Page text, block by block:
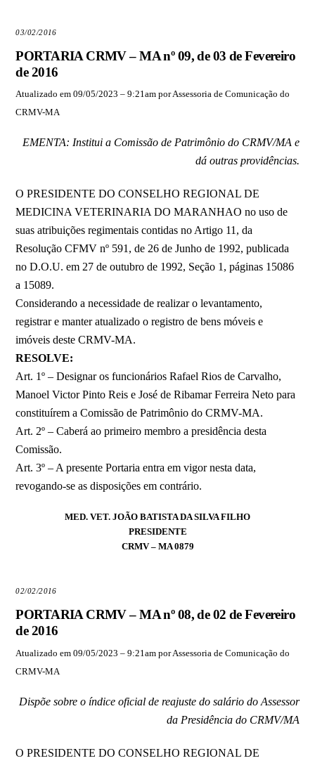
03/02/2016
PORTARIA CRMV – MA nº 09, de 03 de Fevereiro
de 2016
Atualizado em 09/05/2023 – 9:21am por Assessoria de Comunicação do
CRMV-MA
EMENTA: Institui a Comissão de Patrimônio do CRMV/MA e
dá outras providências.
O PRESIDENTE DO CONSELHO REGIONAL DE
MEDICINA VETERINARIA DO MARANHAO no uso de
suas atribuições regimentais contidas no Artigo 11, da
Resolução CFMV nº 591, de 26 de Junho de 1992, publicada
no D.O.U. em 27 de outubro de 1992, Seção 1, páginas 15086
a 15089.
Considerando a necessidade de realizar o levantamento,
registrar e manter atualizado o registro de bens móveis e
imóveis deste CRMV-MA.
RESOLVE:
Art. 1º – Designar os funcionários Rafael Rios de Carvalho,
Manoel Victor Pinto Reis e José de Ribamar Ferreira Neto para
constituírem a Comissão de Patrimônio do CRMV-MA.
Art. 2º – Caberá ao primeiro membro a presidência desta
Comissão.
Art. 3º – A presente Portaria entra em vigor nesta data,
revogando-se as disposições em contrário.
MED. VET. JOÃO BATISTA DA SILVA FILHO
PRESIDENTE
CRMV – MA 0879
02/02/2016
PORTARIA CRMV – MA nº 08, de 02 de Fevereiro
de 2016
Atualizado em 09/05/2023 – 9:21am por Assessoria de Comunicação do
CRMV-MA
Dispõe sobre o índice oficial de reajuste do salário do Assessor
da Presidência do CRMV/MA
O PRESIDENTE DO CONSELHO REGIONAL DE